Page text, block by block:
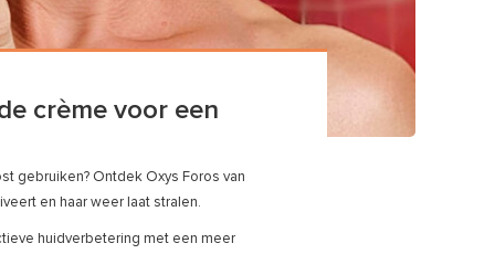
crème voor een
gebruiken? Ontdek Oxys Foros van
en haar weer laat stralen.
huidverbetering met een meer